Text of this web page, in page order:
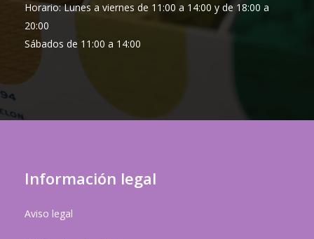
Horario: Lunes a viernes de 11:00 a 14:00 y de 18:00 a
20:00
Sábados de 11:00 a 14:00
Información legal
Aviso legal